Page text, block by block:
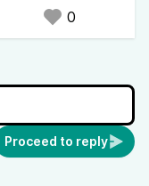
volere. Sarà
0
Proceed to reply